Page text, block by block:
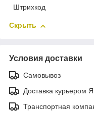
Штрихкод
Скрыть
Условия доставки
Самовывоз
Доставка курьером
Транспортная